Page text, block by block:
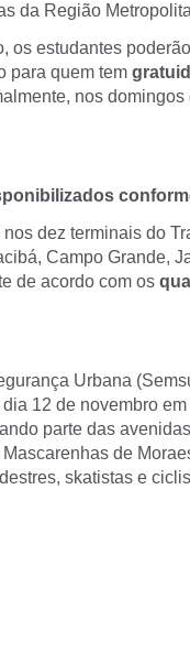
da Região
os estudantes
para quem tem
nos
dez terminais do
Campo Grande,
de acordo com os
Urbana
12 de novembro
parte das
de
skatistas e